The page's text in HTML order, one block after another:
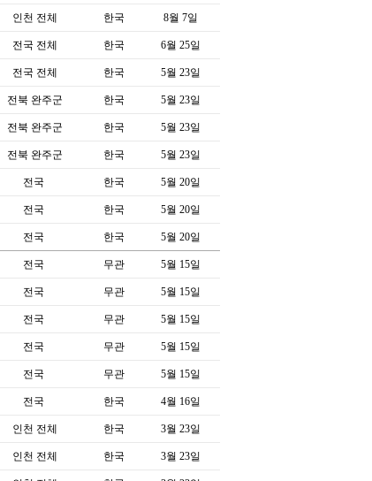
인천 전체 한국 8월 7일
전국 전체 한국 6월 25일
전국 전체 한국 5월 23일
전북 완주군 한국 5월 23일
전북 완주군 한국 5월 23일
전북 완주군 한국 5월 23일
전국 한국 5월 20일
전국 한국 5월 20일
전국 한국 5월 20일
전국 무관 5월 15일
전국 무관 5월 15일
전국 무관 5월 15일
전국 무관 5월 15일
전국 무관 5월 15일
전국 한국 4월 16일
인천 전체 한국 3월 23일
인천 전체 한국 3월 23일